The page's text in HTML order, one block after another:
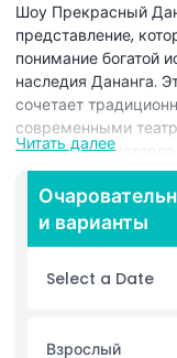
Шоу Прекрасный
представление,
понимание богатой
наследия Дананга.
сочетает
современными
погружение, которое
Через
подчеркивает
древние корни.
выходят на сцену в
костюмах, оживляя
энергией. Шоу
вьетнамскими
Читать далее
и варианты
Select a Date
Взрослый